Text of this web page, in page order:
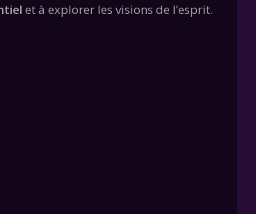
et à explorer les visions de l’esprit.